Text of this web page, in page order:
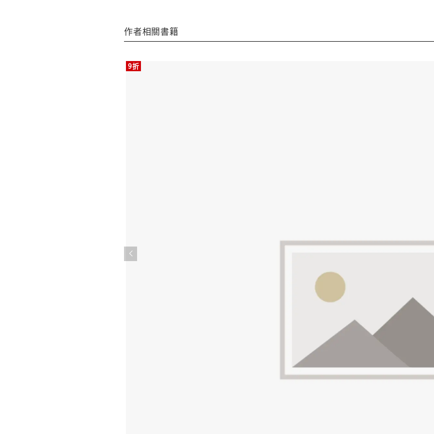
作者相關書籍
9折